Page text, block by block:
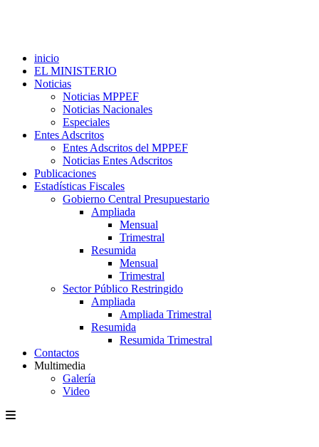
inicio
EL MINISTERIO
Noticias
Noticias MPPEF
Noticias Nacionales
Especiales
Entes Adscritos
Entes Adscritos del MPPEF
Noticias Entes Adscritos
Publicaciones
Estadísticas Fiscales
Gobierno Central Presupuestario
Ampliada
Mensual
Trimestral
Resumida
Mensual
Trimestral
Sector Público Restringido
Ampliada
Ampliada Trimestral
Resumida
Resumida Trimestral
Contactos
Multimedia
Galería
Video